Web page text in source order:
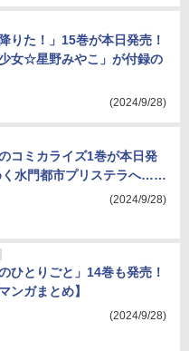
りた！」15巻が本日発売！
女☆星野みやこ」が付録の
(2024/9/28)
コミカライズ1巻が本日発
く水門都市プリステラへ……
(2024/9/28)
ひとりごと」14巻も発売！
ンガまとめ】
(2024/9/28)